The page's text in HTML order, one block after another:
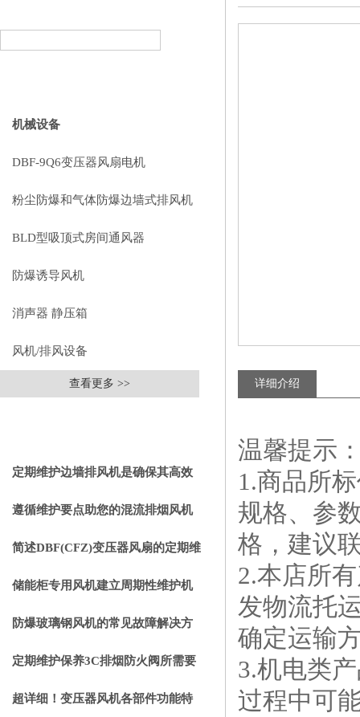
机械设备
DBF-9Q6变压器风扇电机
粉尘防爆和气体防爆边墙式排风机
BLD型吸顶式房间通风器
防爆诱导风机
消声器 静压箱
风机/排风设备
查看更多 >>
定期维护边墙排风机是确保其高效
通风效果的关键
遵循维护要点助您的混流排烟风机
成为真正“风中卫士”
简述DBF(CFZ)变压器风扇的定期维
护保养步骤
储能柜专用风机建立周期性维护机
制的重要性分享
防爆玻璃钢风机的常见故障解决方
法
定期维护保养3C排烟防火阀所需要
重要的事项分享
超详细！变压器风机各部件功能特
详细介绍
温馨提示
1.商品所
规格、参
格，建议
2.本店所
发物流托
确定运输
3.机电类
过程中可